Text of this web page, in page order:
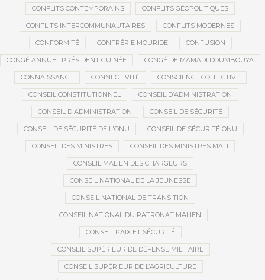
CONFLITS CONTEMPORAINS CONFLITS GÉOPOLITIQUES
CONFLITS INTERCOMMUNAUTAIRES CONFLITS MODERNES
CONFORMITÉ CONFRÉRIE MOURIDE CONFUSION
CONGÉ ANNUEL PRÉSIDENT GUINÉE CONGÉ DE MAMADI DOUMBOUYA
CONNAISSANCE CONNECTIVITÉ CONSCIENCE COLLECTIVE
CONSEIL CONSTITUTIONNEL CONSEIL D’ADMINISTRATION
CONSEIL D'ADMINISTRATION CONSEIL DE SÉCURITÉ
CONSEIL DE SÉCURITÉ DE L'ONU CONSEIL DE SÉCURITÉ ONU
CONSEIL DES MINISTRES CONSEIL DES MINISTRES MALI
CONSEIL MALIEN DES CHARGEURS
CONSEIL NATIONAL DE LA JEUNESSE
CONSEIL NATIONAL DE TRANSITION
CONSEIL NATIONAL DU PATRONAT MALIEN
CONSEIL PAIX ET SÉCURITÉ
CONSEIL SUPÉRIEUR DE DÉFENSE MILITAIRE
CONSEIL SUPÉRIEUR DE L’AGRICULTURE